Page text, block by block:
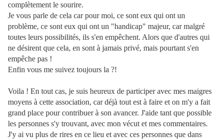
complètement le sourire.
Je vous parle de cela car pour moi, ce sont eux qui ont un
problème, ce sont eux qui ont un "handicap" majeur, car malgré
toutes leurs possibilités, ils s'en empêchent. Alors que d'autres qui
ne désirent que cela, en sont à jamais privé, mais pourtant s'en
empêche pas !
Enfin vous me suivez toujours la ?!
Voila ! En tout cas, je suis heureux de participer avec mes maigres
moyens à cette association, car déjà tout est à faire et on m'y a fait
grand place pour contribuer à son avancer. J'aide tant que possible
les personnes s'y trouvant, avec mon vécut et mes commentaires.
J'y ai vu plus de rires en ce lieu et avec ces personnes que dans